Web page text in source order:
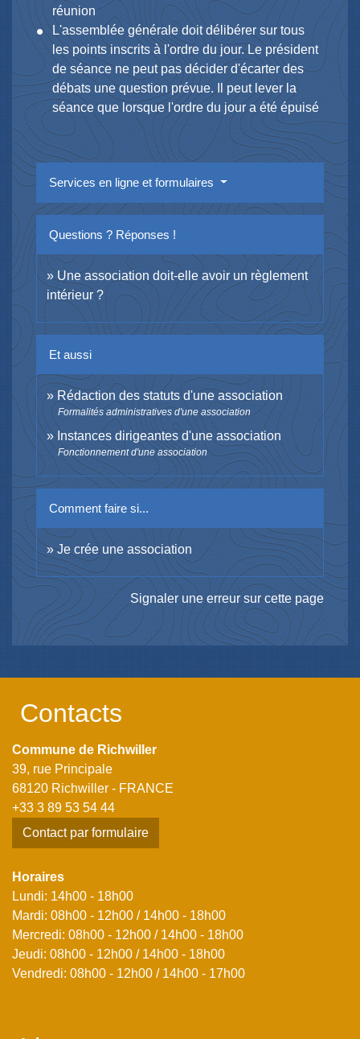
réunion
L'assemblée générale doit délibérer sur tous
les points inscrits à l'ordre du jour. Le président
de séance ne peut pas décider d'écarter des
débats une question prévue. Il peut lever la
séance que lorsque l'ordre du jour a été épuisé
Services en ligne et formulaires
Questions ? Réponses !
Une association doit-elle avoir un règlement
intérieur ?
Et aussi
Rédaction des statuts d'une association
Formalités administratives d'une association
Instances dirigeantes d'une association
Fonctionnement d'une association
Comment faire si...
Je crée une association
Signaler une erreur sur cette page
Contacts
Commune de Richwiller
39, rue Principale
68120 Richwiller - FRANCE
+33 3 89 53 54 44
Contact par formulaire
Horaires
Lundi: 14h00 - 18h00
Mardi: 08h00 - 12h00 / 14h00 - 18h00
Mercredi: 08h00 - 12h00 / 14h00 - 18h00
Jeudi: 08h00 - 12h00 / 14h00 - 18h00
Vendredi: 08h00 - 12h00 / 14h00 - 17h00